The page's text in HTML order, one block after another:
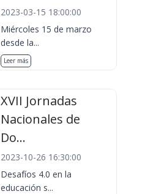
2023-03-15 18:00:00
Miércoles 15 de marzo
desde la...
Leer más
XVII Jornadas
Nacionales de
Do...
2023-10-26 16:30:00
Desafíos 4.0 en la
educación s...